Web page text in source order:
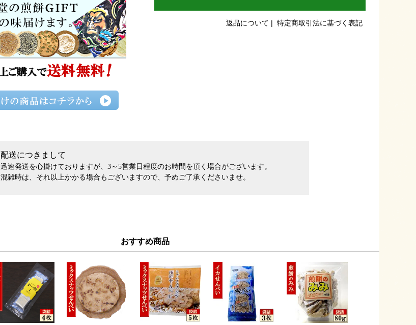
返品について | 特定商取引法に基づく表記
配送につきまして
迅速発送を心掛けておりますが、3～5営業日程度のお時間を頂く場合がございます。
混雑時は、それ以上かかる場合もございますので、予めご了承くださいませ。
おすすめ商品